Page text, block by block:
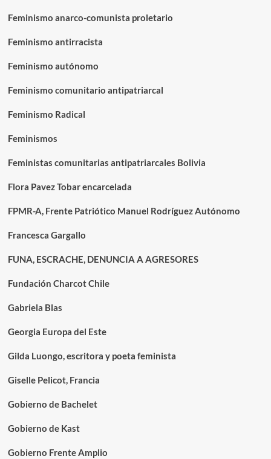
Feminismo anarco-comunista proletario
Feminismo antirracista
Feminismo autónomo
Feminismo comunitario antipatriarcal
Feminismo Radical
Feminismos
Feministas comunitarias antipatriarcales Bolivia
Flora Pavez Tobar encarcelada
FPMR-A, Frente Patriótico Manuel Rodríguez Autónomo
Francesca Gargallo
FUNA, ESCRACHE, DENUNCIA A AGRESORES
Fundación Charcot Chile
Gabriela Blas
Georgia Europa del Este
Gilda Luongo, escritora y poeta feminista
Giselle Pelicot, Francia
Gobierno de Bachelet
Gobierno de Kast
Gobierno Frente Amplio